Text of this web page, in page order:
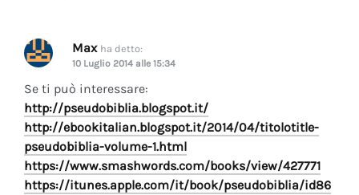
Max ha detto:
10 Luglio 2014 alle 15:34
Se ti può interessare:
http://pseudobiblia.blogspot.it/
http://ebookitalian.blogspot.it/2014/04/titolotitle-
pseudobiblia-volume-1.html
https://www.smashwords.com/books/view/427771
https://itunes.apple.com/it/book/pseudobiblia/id86